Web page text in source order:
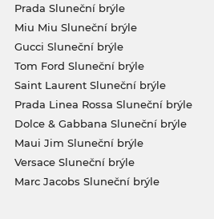
Prada Sluneční brýle
Miu Miu Sluneční brýle
Gucci Sluneční brýle
Tom Ford Sluneční brýle
Saint Laurent Sluneční brýle
Prada Linea Rossa Sluneční brýle
Dolce & Gabbana Sluneční brýle
Maui Jim Sluneční brýle
Versace Sluneční brýle
Marc Jacobs Sluneční brýle